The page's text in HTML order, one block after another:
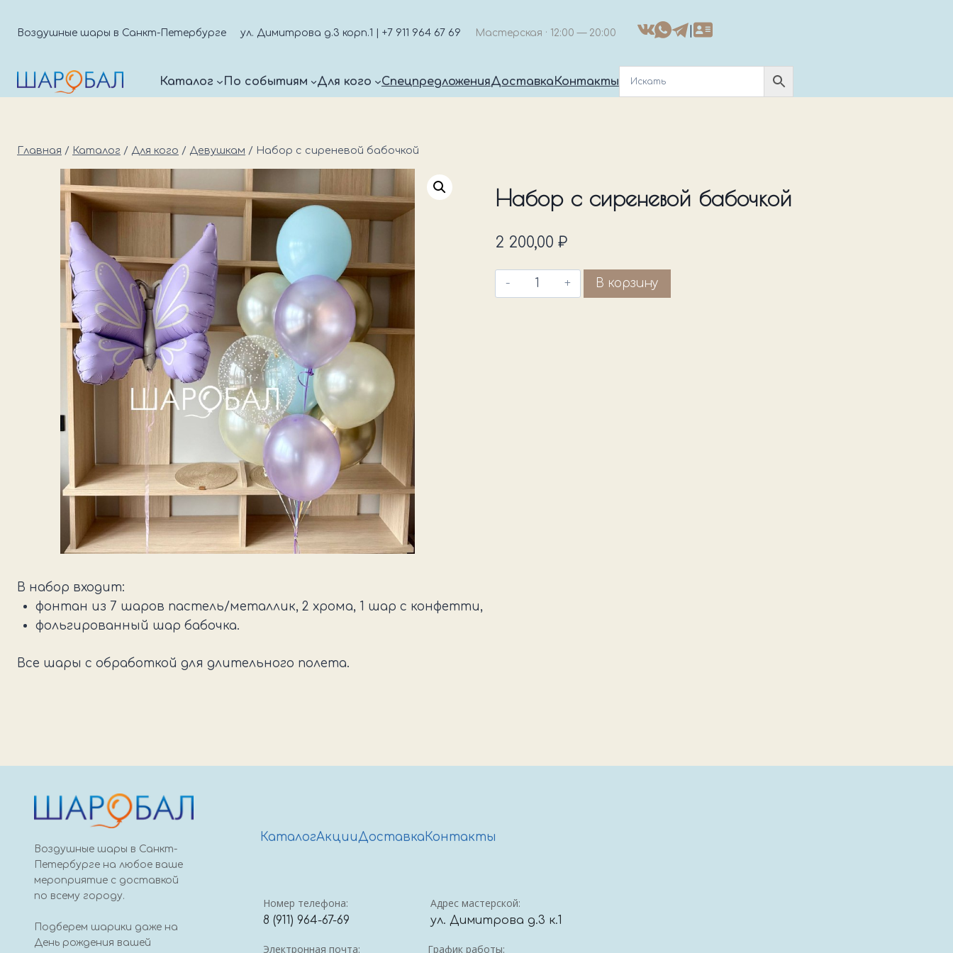
Воздушные шары в Санкт-Петербурге ул. Димитрова д.3 корп.1 | +7 911 964 67 69 Мастерская · 12:00 — 20:00
Каталог По событиям Для кого СпецпредложенияДоставка Контакты
Главная / Каталог / Для кого / Девушкам / Набор с сиреневой бабочкой
Набор с сиреневой бабочкой
2 200,00 ₽
Количество
товара
В корзину
В набор входит:
фонтан из 7 шаров пастель/металлик, 2 хрома, 1 шар с конфетти,
фольгированный шар бабочка.
Все шары с обработкой для длительного полета.
Воздушные шары в Санкт-
Петербурге на любое ваше
мероприятие с доставкой
по всему городу.
Подберем шарики даже на
День рождения вашей
КаталогАкцииДоставка Контакты
Номер телефона:
8 (911) 964-67-69
Адрес мастерской:
ул. Димитрова д.3 к.1
Электронная почта: График работы: